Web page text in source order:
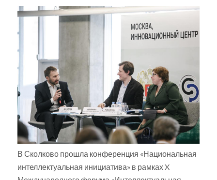
В Сколково прошла конференция «Национальная
интеллектуальная инициатива» в рамках X